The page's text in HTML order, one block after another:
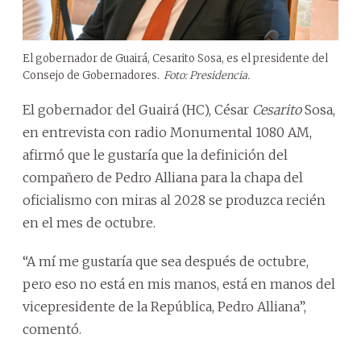
El gobernador de Guairá, Cesarito Sosa, es el presidente del
Consejo de Gobernadores. Foto: Presidencia.
El gobernador del Guairá (HC), César CesaritoSosa,
en entrevista con radio Monumental 1080 AM,
afirmó que le gustaría que la definición del
compañero de Pedro Alliana para la chapa del
oficialismo con miras al 2028 se produzca recién
en el mes de octubre.
“A mí me gustaría que sea después de octubre,
pero eso no está en mis manos, está en manos del
vicepresidente de la República, Pedro Alliana”,
comentó.